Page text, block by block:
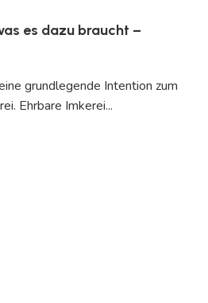
es dazu braucht –
grundlegende Intention zum
Ehrbare Imkerei...